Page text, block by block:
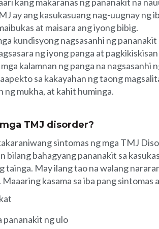
ay ang kasukasuang nag-uugnay ng
at maisara ang iyong bibig.
kundisyong nagsasanhi ng pananakit
ng iyong panga at
kalamnan ng panga na nagsasanhi
sa kakayahan ng taong
ng mukha, at kahit huminga.
TMJ disorder?
sintomas ng mga TMJ
bilang bahagyang pananakit sa
tainga. May ilang tao na walang
kasama sa iba pang sintomas
pananakit ng ulo